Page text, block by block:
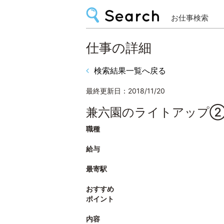
お仕事検索
仕事の詳細
検索結果一覧へ戻る
最終更新日：2018/11/20
兼六園のライトアップ
職種
給与
最寄駅
おすすめ
ポイント
内容